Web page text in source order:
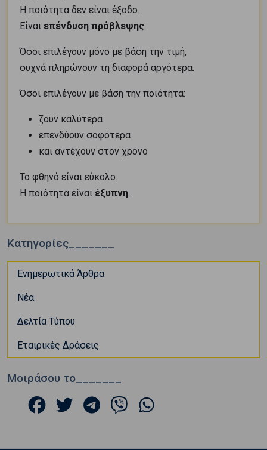
Η ποιότητα δεν είναι έξοδο.
Είναι επένδυση πρόβλεψης.
Όσοι επιλέγουν μόνο με βάση την τιμή,
συχνά πληρώνουν τη διαφορά αργότερα.
Όσοι επιλέγουν με βάση την ποιότητα:
ζουν καλύτερα
επενδύουν σοφότερα
και αντέχουν στον χρόνο
Το φθηνό είναι εύκολο.
Η ποιότητα είναι έξυπνη.
Κατηγορίες_______
Ενημερωτικά Άρθρα
Νέα
Δελτία Τύπου
Εταιρικές Δράσεις
Μοιράσου το_______